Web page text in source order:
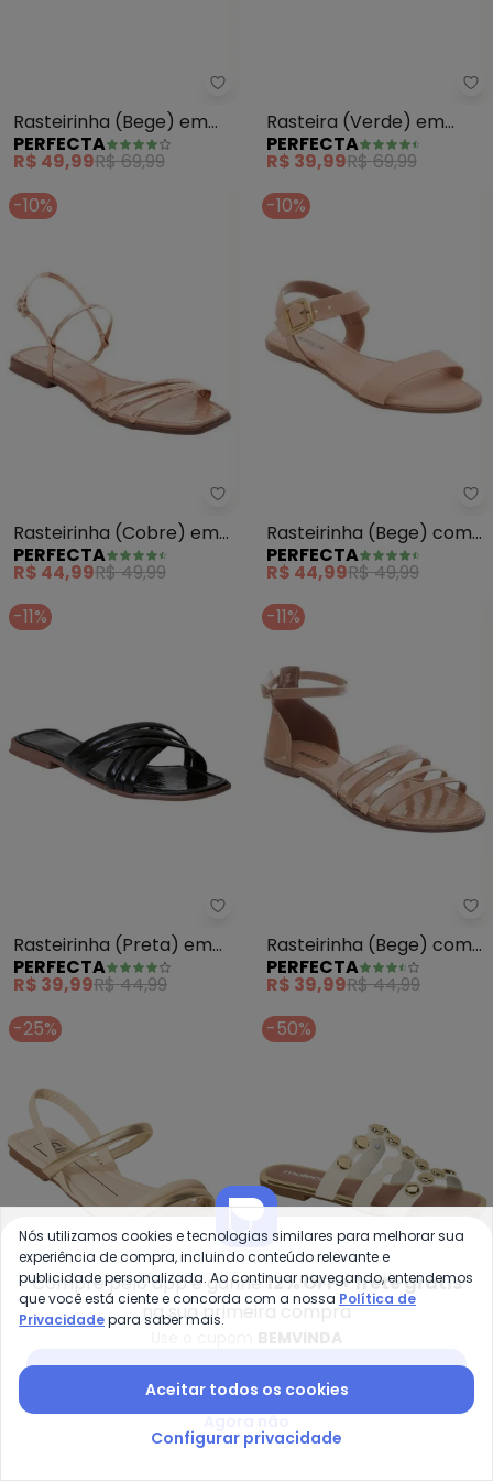
Perfecta - Rasteirinha (Bege)
Rasteirinha (Bege) em
Sintético Verniz
PERFECTA
R$ 49,99R$ 69,99
Rasteira (Verde) em
Sintético
PERFECTA
R$ 39,99R$ 69,99
-10%
Perfecta - Rasteirinha (Cobre)
Rasteirinha (Cobre) em
Sintético Verniz
PERFECTA
R$ 44,99R$ 49,99
-10%
Rasteirinha (Bege) com
Fivela Dourada
PERFECTA
R$ 44,99R$ 49,99
-11%
Perfecta - Rasteirinha (Preta)
Rasteirinha (Preta) em
Sintético Verniz
PERFECTA
R$ 39,99R$ 44,99
-11%
Rasteirinha (Bege) com
Tiras em Sintético Verniz
PERFECTA
R$ 39,99R$ 44,99
-25%
Moleca - Rasteirinha Moleca
(Creme) em Sintético
MOLECA
R$ 59,99 R$ 79,99
ou2xdeR$ 29,99semjuros
-50%
(Branca)
MOLECA
R$ 59,99R$ 119,99
ou2xdeR$ 29,99semjuros
Compre pelo app e ganhe12% OFF + frete grátis
na sua primeira compra
Nós utilizamos cookies e tecnologias similares para melhorar sua
experiência de compra, incluindo conteúdo relevante e
publicidade personalizada. Ao continuar navegando, entendemos
que você está ciente e concorda com a nossa Política de
Privacidadepara saber mais.
Aceitar todos os cookies
Configurar privacidade